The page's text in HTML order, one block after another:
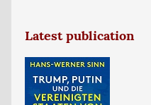
Latest publication